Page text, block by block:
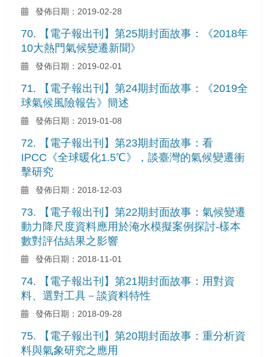
發佈日期：2019-02-28
70. 【電子報出刊】第25期封面故事：《2018年
10大熱門氣候變遷新聞》
發佈日期：2019-02-01
71. 【電子報出刊】第24期封面故事：《2019全
球氣候風險報告》簡述
發佈日期：2019-01-08
72. 【電子報出刊】第23期封面故事：看
IPCC《全球暖化1.5℃》，談臺灣的氣候變遷衝
擊研究
發佈日期：2018-12-03
73. 【電子報出刊】第22期封面故事：氣候變遷
動力降尺度資料應用於淹水模擬案例探討-樣本
數對評估結果之影響
發佈日期：2018-11-01
74. 【電子報出刊】第21期封面故事：用對資
料、選對工具－談資料特性
發佈日期：2018-09-28
75. 【電子報出刊】第20期封面故事：重分析資
料與氣象研究之應用